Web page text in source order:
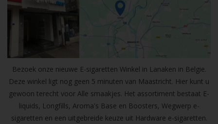
Bezoek onze nieuwe E-sigaretten Winkel in Lanaken in Belgie.
Deze winkel ligt nog geen 5 minuten van Maastricht. Hier kunt u
gewoon terecht voor Alle smaakjes. Het assortiment bestaat E-
liquids, Longfills, Aroma's Base en Boosters, Wegwerp e-
sigaretten en een uitgebreide keuze uit Hardware e-sigaretten.